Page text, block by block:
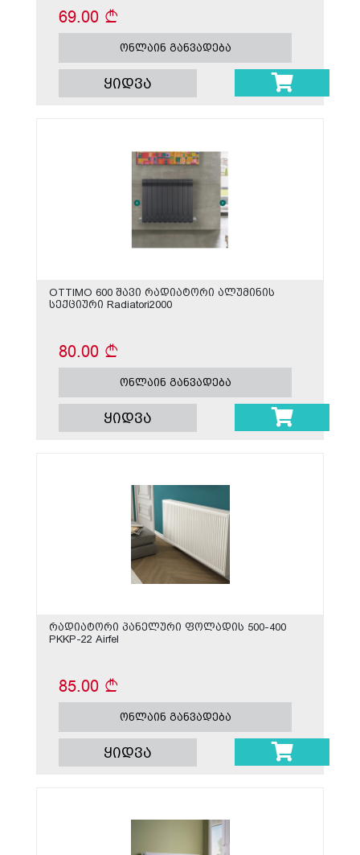
69.00
ონლაინ განვადება
ყიდვა
OTTIMO 600 შავი რადიატორი ალუმინის
სექციური Radiatori2000
80.00
ონლაინ განვადება
ყიდვა
რადიატორი პანელური ფოლადის 500-400
PKKP-22 Airfel
85.00
ონლაინ განვადება
ყიდვა